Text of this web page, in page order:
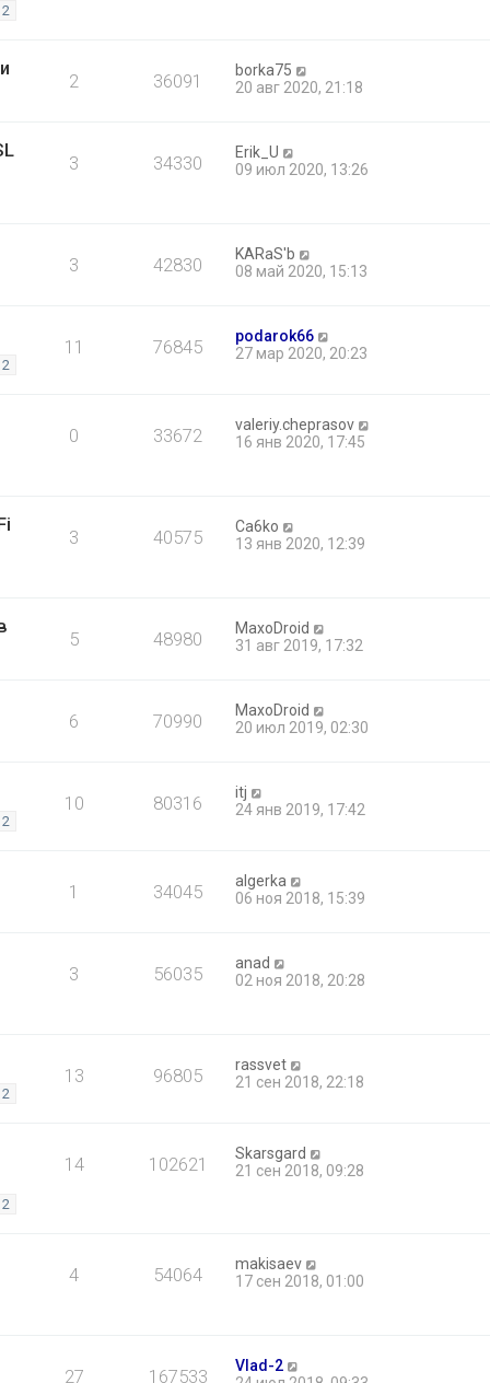
2
2 36091
borka75
20 авг 2020, 21:18
3 34330
Erik_U
09 июл 2020, 13:26
3 42830
KARaS'b
08 май 2020, 15:13
2
11 76845
podarok66
27 мар 2020, 20:23
0 33672
valeriy.cheprasov
16 янв 2020, 17:45
3 40575
Ca6ko
13 янв 2020, 12:39
5 48980
MaxoDroid
31 авг 2019, 17:32
6 70990
MaxoDroid
20 июл 2019, 02:30
2
10 80316
itj
24 янв 2019, 17:42
1 34045
algerka
06 ноя 2018, 15:39
3 56035
anad
02 ноя 2018, 20:28
2
13 96805
rassvet
21 сен 2018, 22:18
2
14 102621
Skarsgard
21 сен 2018, 09:28
4 54064
makisaev
17 сен 2018, 01:00
27 167533
Vlad-2